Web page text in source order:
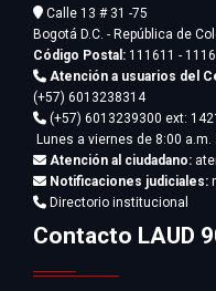
Calle 13 # 31 -75
Bogotá D.C. - República de
Código Postal: 111611 -
Atención a usuarios del
(+57) 6013238314
(+57) 6013239300 ext:
Lunes a viernes de 8:00 a.m.
Atención al ciudadano:
Notificaciones judiciales:
Directorio institucional
Contacto LAUD